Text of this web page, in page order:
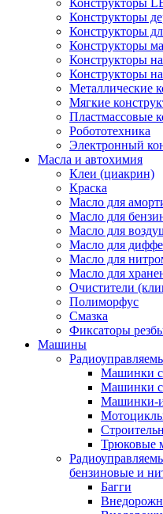
Конструкторы
Конструкторы
Конструкторы
Конструкторы
Конструкторы
Конструкторы
Металлические
Мягкие
Пластмассовые
Робототехника
Электронный
Масла и автохимия
Клеи (циакрин)
Краска
Масло для
Масло для
Масло для
Масло для
Масло для
Масло для
Очистители
Полиморфус
Смазка
Фиксаторы
Машины
Машинки с
Машинки с
Машинки-
Трюковые
бензиновые и
Багги